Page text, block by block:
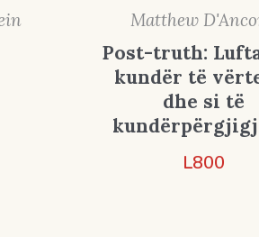
Matthew
Post-truth:
kundër të
dhe si të
L800